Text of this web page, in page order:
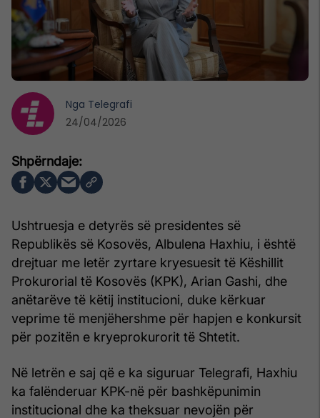
Ushtruesja e detyrës së presidentes së
Republikës së Kosovës, Albulena Haxhiu, i është
drejtuar me letër zyrtare kryesuesit të Këshillit
Prokurorial të Kosovës (KPK), Arian Gashi, dhe
anëtarëve të këtij institucioni, duke kërkuar
veprime të menjëhershme për hapjen e konkursit
për pozitën e kryeprokurorit të Shtetit.
Në letrën e saj që e ka siguruar Telegrafi, Haxhiu
ka falënderuar KPK-në për bashkëpunimin
institucional dhe ka theksuar nevojën për
Nga Telegrafi
24/04/2026